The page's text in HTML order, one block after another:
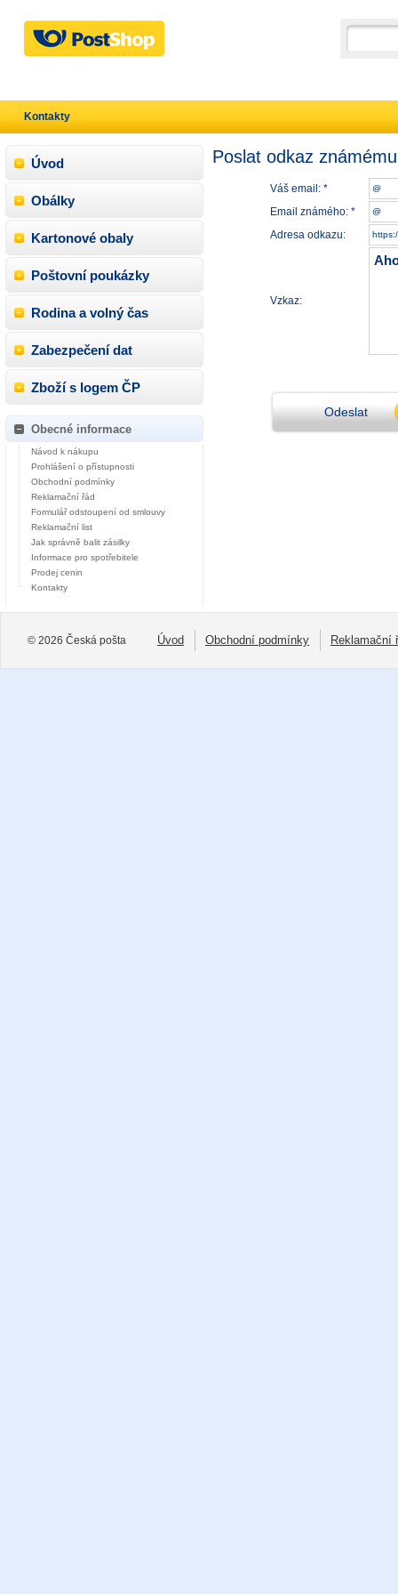
Poslat odkaz známému
Váš email: *
Email známého: *
Adresa odkazu:
Vzkaz:
Odeslat
Úvod
Obálky
Kartonové obaly
Poštovní poukázky
Rodina a volný čas
Zabezpečení dat
Zboží s logem ČP
Obecné informace
Návod k nákupu
Prohlášení o přístupnosti
Obchodní podmínky
Reklamační řád
Formulář odstoupení od smlouvy
Reklamační list
Jak správně balit zásilky
Informace pro spotřebitele
Prodej cenin
Kontakty
Kontakty
© 2026 Česká pošta Úvod Obchodní podmínky Reklamační